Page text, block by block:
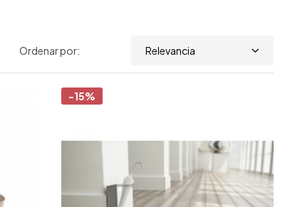
Ordenar por: Relevancia
-15%